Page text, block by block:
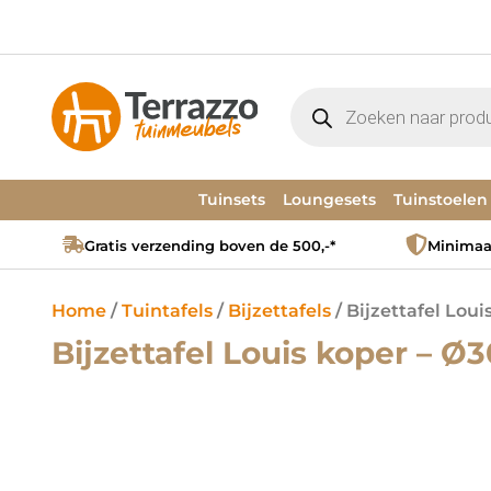
Tuinsets Loungesets Tuinstoelen
Gratis verzending boven de 500,-*
Home /Tuintafels / Bijzettafels / Bijzettafel
Bijzettafel Louis koper –